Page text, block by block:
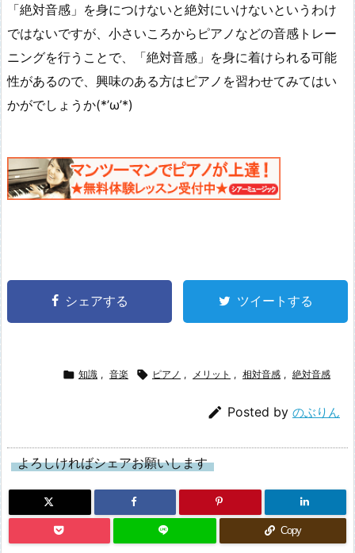
「絶対音感」を身につけないと絶対にいけないというわけ
ではないですが、小さいころからピアノなどの音感トレー
ニングを行うことで、「絶対音感」を身に着けられる可能
性があるので、興味のある方はピアノを習わせてみてはい
かがでしょうか(*’ω’*)
シェアする ツイートする
 知識 , 音楽  ピアノ , メリット , 相対音感 , 絶対音感
 Posted by のぶりん
よろしければシェアお願いします
Copy